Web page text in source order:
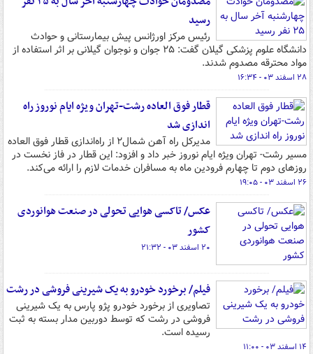
رسید
رئیس مرکز اورژانس پیش بیمارستانی و حوادث
دانشگاه علوم پزشکی گیلان گفت: ۲۵ جوان و نوجوان گیلانی بر اثر استفاده از
مواد محترقه مصدوم شدند.
۲۸ اسفند ۰۳ - ۱۶:۳۴
قطار فوق العاده رشت-تهران ویژه ایام نوروز راه
اندازی شد
مدیرکل راه آهن شمال۲ از راه‌اندازی قطار فوق العاده
مسیر رشت- تهران ویژه ایام نوروز خبر داد و افزود: این قطار در فاز نخست در
روزهای دوم تا چهارم فرودین ماه به مسافران خدمات لازم را ارائه می‌کند.
۲۶ اسفند ۰۳ - ۱۹:۰۵
عکس/ تاکسی هوایی تحولی در صنعت هوانوردی
کشور
۲۰ اسفند ۰۳ - ۲۱:۳۲
فیلم/ برخورد خودرو به یک شیرینی فروشی در رشت
تصاویری از برخورد خودرو پژو پارس به یک شیرینی
فروشی در رشت که توسط دوربین مدار بسته به ثبت
رسیده است.
۱۴ اسفند ۰۳ - ۱۱:۰۰